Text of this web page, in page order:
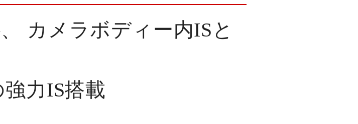
、
カメラボディー内ISと
強力IS搭載